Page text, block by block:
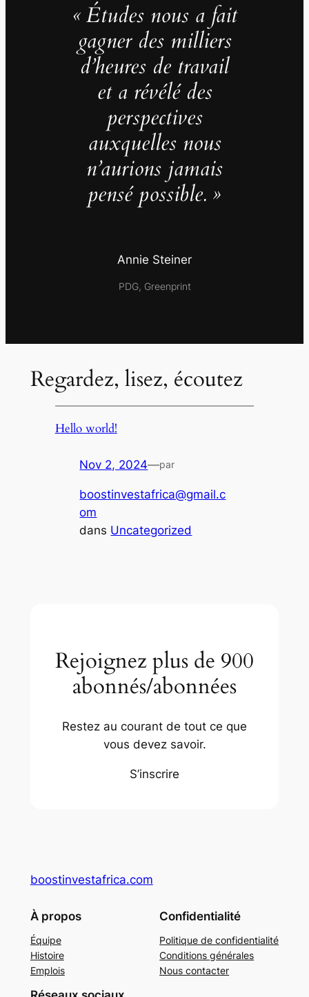
« Études nous a fait
gagner des milliers
d’heures de travail
et a révélé des
perspectives
auxquelles nous
n’aurions jamais
pensé possible. »
Annie Steiner
PDG, Greenprint
Regardez, lisez, écoutez
Hello world!
Nov 2, 2024—par
boostinvestafrica@gmail.c
om
dans Uncategorized
Rejoignez plus de 900
abonnés/abonnées
Restez au courant de tout ce que
vous devez savoir.
S’inscrire
boostinvestafrica.com
À propos
Équipe
Histoire
Emplois
Confidentialité
Politique de confidentialité
Conditions générales
Nous contacter